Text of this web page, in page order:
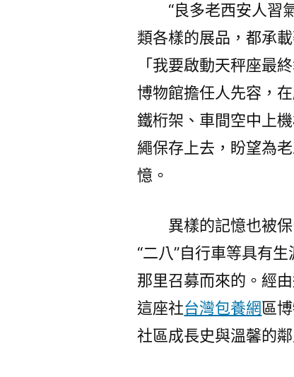
“良多老西安人習
類各樣的展品，都承
「我要啟動天秤座最
博物館擔任人先容，
鐵桁架、車間空中上
繩保存上去，盼望為
憶。
異樣的記憶也被
“二八”自行車等具有
那里召募而來的。經
這座社台灣包養網區
社區成長史與溫馨的鄰